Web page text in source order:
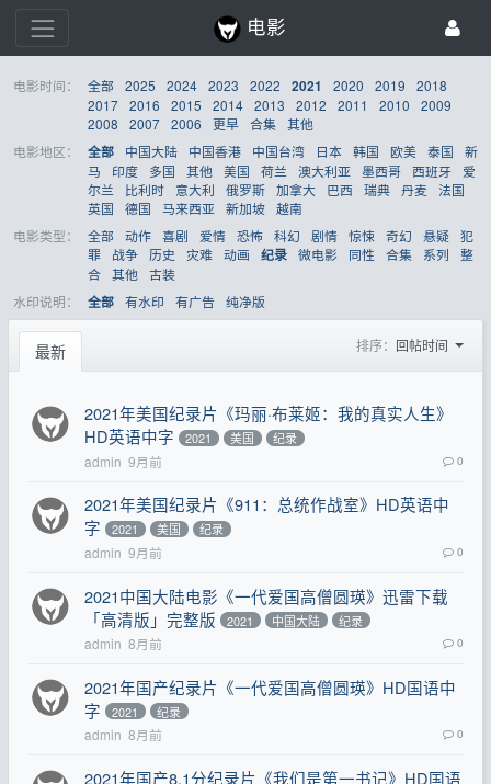
电影
电影时间： 全部 2025 2024 2023 2022 2021 2020 2019
2018
2017 2016 2015 2014 2013 2012 2011 2010
2009
2008
2007 2006 更早 合集 其他
电影地区：
全部 中国大陆 中国香港 中国台湾 日本 韩国 欧美 泰国
新
马
印度 多国 其他 美国 荷兰 澳大利亚 墨西哥 西班牙
爱
尔兰
比利时 意大利 俄罗斯 加拿大 巴西 瑞典 丹麦 法国
英国
德国 马来西亚 新加坡 越南
电影类型：
全部 动作 喜剧 爱情 恐怖 科幻 剧情 惊悚 奇幻 悬疑 犯
罪
战争 历史 灾难 动画 纪录 微电影 同性 合集 系列
整
合 其他 古装
水印说明：
全部 有水印 有广告 纯净版
最新 排序： 回帖时间
2021年美国纪录片《玛丽·布莱姬：我的真实人生》
HD英语中字
2021 美国 纪录
admin 9月前 0
2021年美国纪录片《911：总统作战室》HD英语中
字
2021 美国 纪录
admin 9月前 0
2021中国大陆电影《一代爱国高僧圆瑛》迅雷下载
「高清版」完整版
2021 中国大陆 纪录
admin 8月前 0
2021年国产纪录片《一代爱国高僧圆瑛》HD国语中
字
2021 纪录
admin 8月前 0
2021年国产8.1分纪录片《我们是第一书记》HD国语